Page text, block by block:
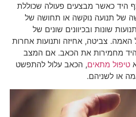
היד כאשר מבצעים פעולה שכוללת
של תנועה נוקשה או תחושה של
שונות ובכיוונים שונים של
האמה. צביטה, אחיזה ותנועות אחרות
מחמירות את הכאב. אם המצב
טיפול מתאים, הכאב עלול להתפשט
או לשניהם.